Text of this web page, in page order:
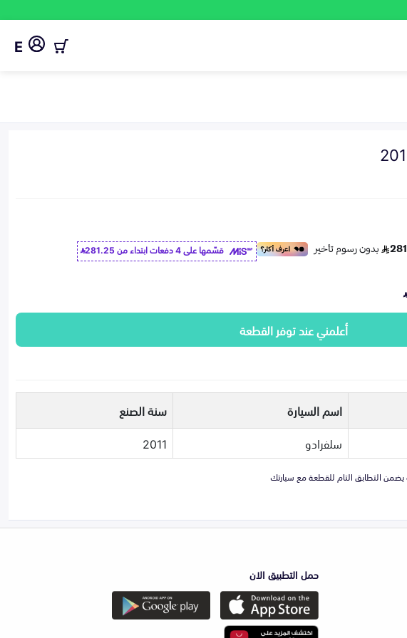
E
قسّمها على 4 دفعات ابتداء من
281.25
أعلمني عند توفر القطعة
اسم السيارة
سنة الصنع
سلفرادو 2011
حمل التطبيق الان